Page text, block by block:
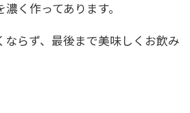
く作ってあります。
ならず、最後まで美味しくお飲み